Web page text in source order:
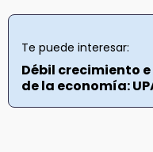
Te puede interesar:
Débil crecimiento
de la economía: